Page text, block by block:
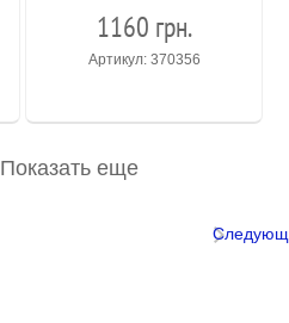
1160 грн.
Артикул: 370356
Показать еще